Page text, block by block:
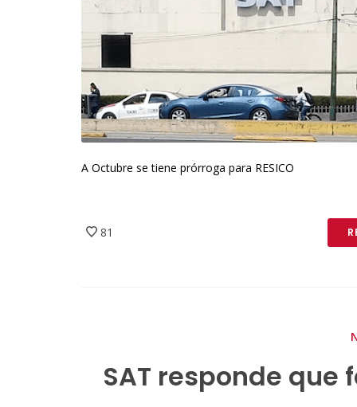
A Octubre se tiene prórroga para RESICO
81
SAT responde